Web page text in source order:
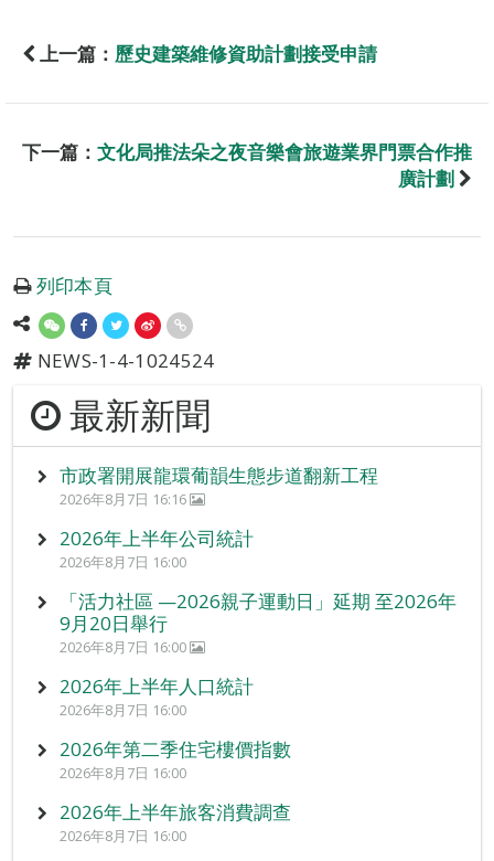
上一篇： 歷史建築維修資助計劃接受申請
下一篇： 文化局推法朵之夜音樂會旅遊業界門票合作推
廣計劃
列印本頁
NEWS-1-4-1024524
最新新聞
市政署開展龍環葡韻生態步道翻新工程
2026年8月7日 16:16
2026年上半年公司統計
2026年8月7日 16:00
「活力社區 —2026親子運動日」延期 至2026年
9月20日舉行
2026年8月7日 16:00
2026年上半年人口統計
2026年8月7日 16:00
2026年第二季住宅樓價指數
2026年8月7日 16:00
2026年上半年旅客消費調查
2026年8月7日 16:00